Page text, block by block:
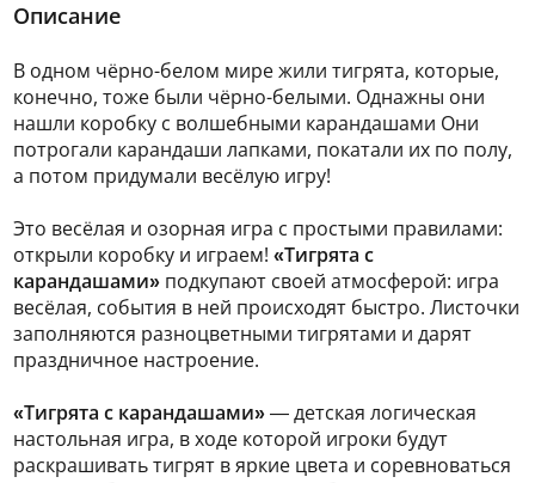
Описание
В одном чёрно-белом мире жили тигрята, которые,
конечно, тоже были чёрно-белыми. Однажны они
нашли коробку с волшебными карандашами Они
потрогали карандаши лапками, покатали их по полу,
а потом придумали весёлую игру!
Это весёлая и озорная игра с простыми правилами:
открыли коробку и играем! «Тигрята с
карандашами» подкупают своей атмосферой: игра
весёлая, события в ней происходят быстро. Листочки
заполняются разноцветными тигрятами и дарят
праздничное настроение.
«Тигрята с карандашами»— детская логическая
настольная игра, в ходе которой игроки будут
раскрашивать тигрят в яркие цвета и соревноваться